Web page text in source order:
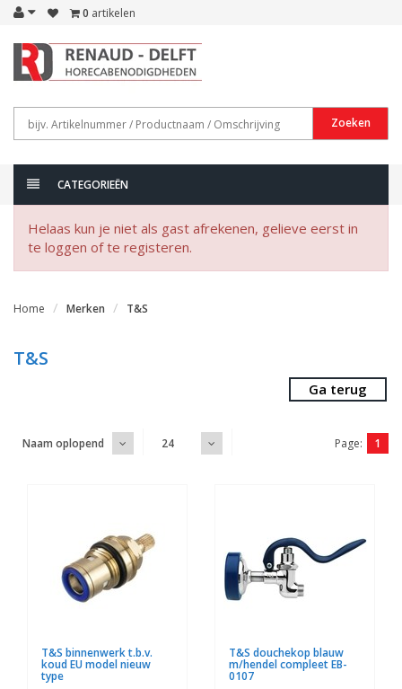
0 artikelen
Zoeken
CATEGORIEËN
Helaas kun je niet als gast afrekenen, gelieve eerst in
te loggen of te registeren.
Home Merken T&S
T&S
Ga terug
Naam oplopend 24 Page: 1
T&S binnenwerk t.b.v.
koud EU model nieuw
type
T&S douchekop blauw
m/hendel compleet EB-
0107